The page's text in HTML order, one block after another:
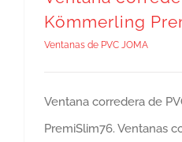
Kömmerling
Ventanas de PVC JOMA
Ventana corredera de
PremiSlim76. Ventanas